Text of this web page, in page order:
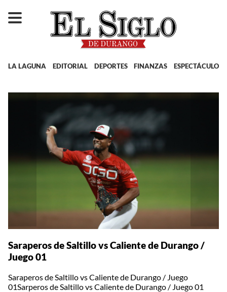
LA LAGUNA EDITORIAL DEPORTES FINANZAS ESPECTÁCULOS
Saraperos de Saltillo vs Caliente de Durango /
Juego 01
Saraperos de Saltillo vs Caliente de Durango / Juego
01Sarperos de Saltillo vs Caliente de Durango / Juego 01